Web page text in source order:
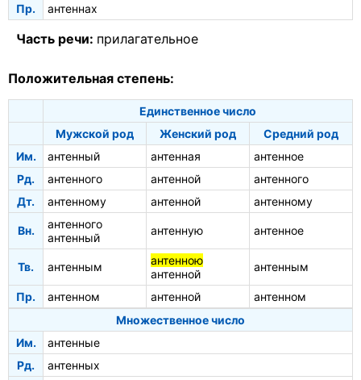
Пр.
антеннах
Часть речи: прилагательное
Положительная степень:
Единственное число
Мужской род
Женский род
Средний род
Им.
антенный антенная
антенное
Рд.
антенного антенной
антенного
Дт.
антенному антенной антенному
Вн.
антенного
антенный
антенную антенное
Тв. антенным
антенною
антенной
антенным
Пр. антенном антенной
антенном
Множественное число
Им.
антенные
Рд.
антенных